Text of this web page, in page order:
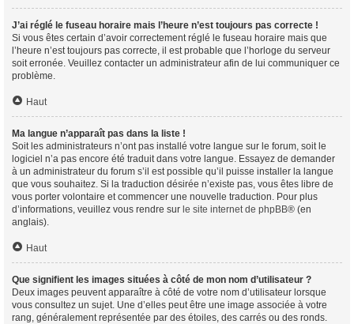
J’ai réglé le fuseau horaire mais l’heure n’est toujours pas correcte !
Si vous êtes certain d’avoir correctement réglé le fuseau horaire mais que
l’heure n’est toujours pas correcte, il est probable que l’horloge du serveur
soit erronée. Veuillez contacter un administrateur afin de lui communiquer ce
problème.
Haut
Ma langue n’apparaît pas dans la liste !
Soit les administrateurs n’ont pas installé votre langue sur le forum, soit le
logiciel n’a pas encore été traduit dans votre langue. Essayez de demander
à un administrateur du forum s’il est possible qu’il puisse installer la langue
que vous souhaitez. Si la traduction désirée n’existe pas, vous êtes libre de
vous porter volontaire et commencer une nouvelle traduction. Pour plus
d’informations, veuillez vous rendre sur le site internet de phpBB® (en
anglais).
Haut
Que signifient les images situées à côté de mon nom d’utilisateur ?
Deux images peuvent apparaître à côté de votre nom d’utilisateur lorsque
vous consultez un sujet. Une d’elles peut être une image associée à votre
rang, généralement représentée par des étoiles, des carrés ou des ronds.